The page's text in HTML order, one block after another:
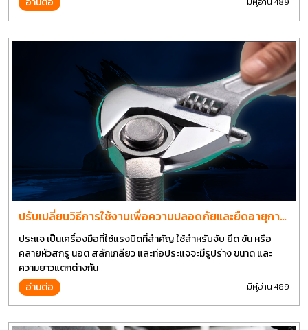
ปรับเปลี่ยนวิธีการใช้งานเพื่อความปลอดภัยและยืดอายุการ
ใช้งานประแจได้อีกนาน
ประแจ เป็นเครื่องมือที่ใช้แรงบิดที่สำคัญ ใช้สำหรับจับ ยึด ขัน หรือ
คลายหัวสกรู นอต สลักเกลียว และท่อประแจจะมีรูปร่าง ขนาด และ
ความยาวแตกต่างกัน
อ่านต่อ
มีผู้อ่าน 489